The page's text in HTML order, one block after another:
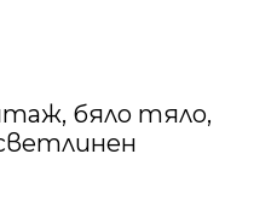
бяло тяло,